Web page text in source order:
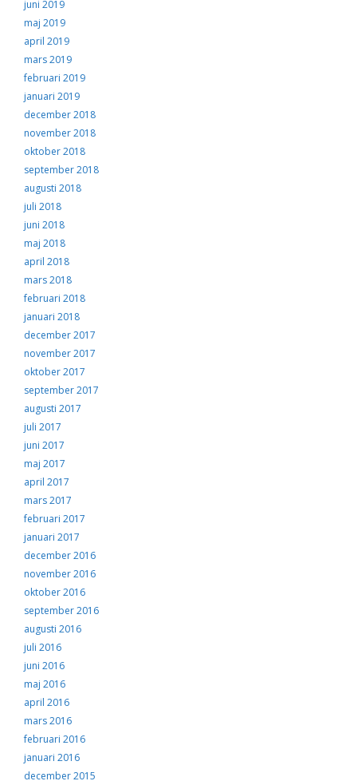
juni 2019
maj 2019
april 2019
mars 2019
februari 2019
januari 2019
december 2018
november 2018
oktober 2018
september 2018
augusti 2018
juli 2018
juni 2018
maj 2018
april 2018
mars 2018
februari 2018
januari 2018
december 2017
november 2017
oktober 2017
september 2017
augusti 2017
juli 2017
juni 2017
maj 2017
april 2017
mars 2017
februari 2017
januari 2017
december 2016
november 2016
oktober 2016
september 2016
augusti 2016
juli 2016
juni 2016
maj 2016
april 2016
mars 2016
februari 2016
januari 2016
december 2015